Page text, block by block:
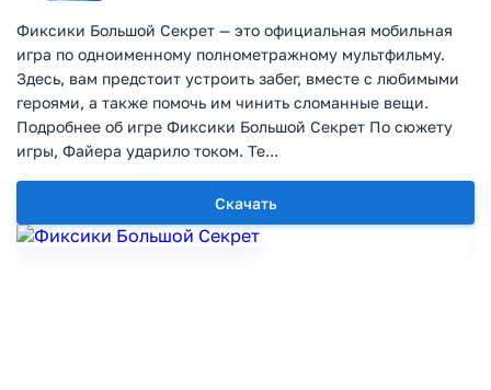
Скачать
Фиксики Большой Секрет — это официальная мобильная
игра по одноименному полнометражному мультфильму.
Здесь, вам предстоит устроить забег, вместе с любимыми
героями, а также помочь им чинить сломанные вещи.
Подробнее об игре Фиксики Большой Секрет По сюжету
игры, Файера ударило током. Те...